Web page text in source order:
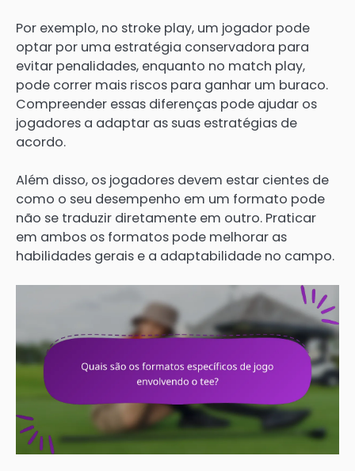
Por exemplo, no stroke play, um jogador pode
optar por uma estratégia conservadora para
evitar penalidades, enquanto no match play,
pode correr mais riscos para ganhar um buraco.
Compreender essas diferenças pode ajudar os
jogadores a adaptar as suas estratégias de
acordo.
Além disso, os jogadores devem estar cientes de
como o seu desempenho em um formato pode
não se traduzir diretamente em outro. Praticar
em ambos os formatos pode melhorar as
habilidades gerais e a adaptabilidade no campo.